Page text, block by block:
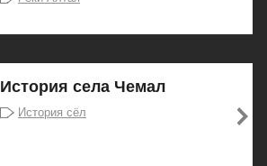
История села Чемал
История сёл